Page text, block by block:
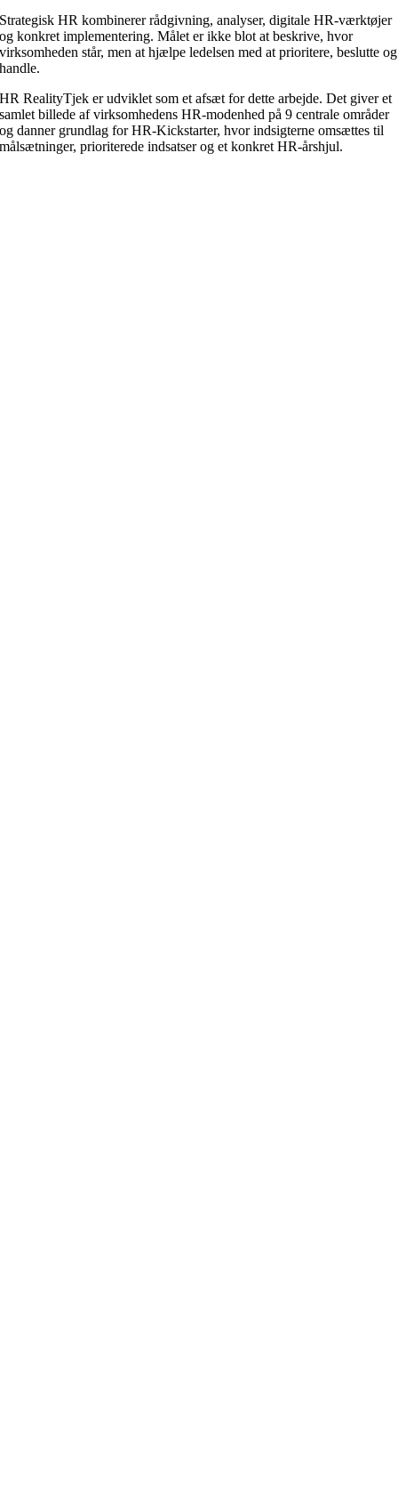
Strategisk HR kombinerer rådgivning, analyser, digitale HR-værktøjer
og konkret implementering. Målet er ikke blot at beskrive, hvor
virksomheden står, men at hjælpe ledelsen med at prioritere, beslutte og
handle.
HR RealityTjek er udviklet som et afsæt for dette arbejde. Det giver et
samlet billede af virksomhedens HR-modenhed på 9 centrale områder
og danner grundlag for HR-Kickstarter, hvor indsigterne omsættes til
målsætninger, prioriterede indsatser og et konkret HR-årshjul.